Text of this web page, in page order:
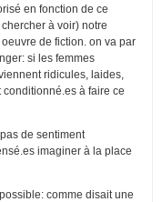
en fonction de ce
à voir) notre
de fiction. on va par
si les femmes
ridicules, laides,
conditionné.es à faire ce
de sentiment
imaginer à la place
comme disait une